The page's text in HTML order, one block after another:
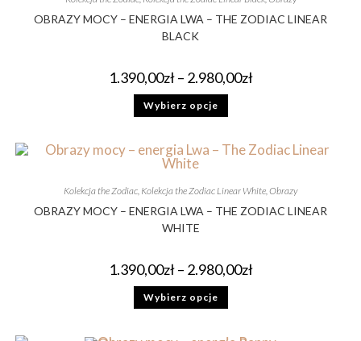
OBRAZY MOCY – ENERGIA LWA – THE ZODIAC LINEAR
BLACK
1.390,00zł – 2.980,00zł
Wybierz opcje
Kolekcja the Zodiac, Kolekcja the Zodiac Linear White,Obrazy
OBRAZY MOCY – ENERGIA LWA – THE ZODIAC LINEAR
WHITE
1.390,00zł – 2.980,00zł
Wybierz opcje